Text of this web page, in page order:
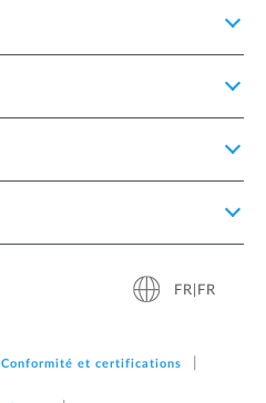
FR|FR
Conformité et certifications